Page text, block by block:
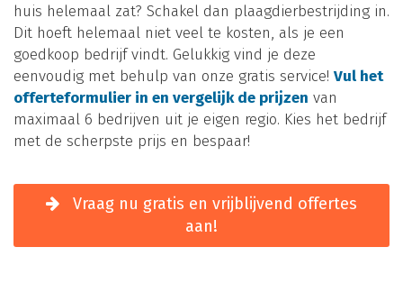
huis helemaal zat? Schakel dan plaagdierbestrijding in.
Dit hoeft helemaal niet veel te kosten, als je een
goedkoop bedrijf vindt. Gelukkig vind je deze
eenvoudig met behulp van onze gratis service! Vul het
offerteformulier in en vergelijk de prijzen van
maximaal 6 bedrijven uit je eigen regio. Kies het bedrijf
met de scherpste prijs en bespaar!
Vraag nu gratis en vrijblijvend offertes
aan!